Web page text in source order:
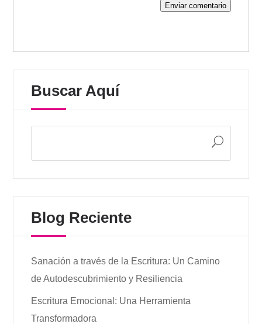
Enviar comentario
Buscar Aquí
Blog Reciente
Sanación a través de la Escritura: Un Camino
de Autodescubrimiento y Resiliencia
Escritura Emocional: Una Herramienta
Transformadora